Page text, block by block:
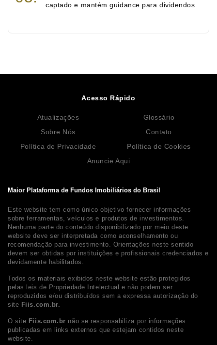
captado e mantém guidance para dividendos
Maior Plataforma de Fundos Imobiliários do Brasil
Este website tem como único objetivo fornecer informações
sobre ferramentas, veículos e produtos de investimentos.
Nenhuma parte do conteúdo disponibilizado por meio deste
website deve ser interpretada como aconselhamento ou
recomendação para investimento. Orientações neste sentido
devem ser obtidas por instituições e profissionais credenciados e
devidamente habilitados.
Todos os materiais exibidos neste website estão protegidos
pelas leis de Propriedade Intelectual e não podem ser
reproduzidos e/ou distribuídos sem a expressa autorização do
site Fiis.com.br.
O site Fiis.com.br não se responsabiliza por informações
publicadas em links externos que estejam contidos neste
website.
Acesso Rápido
Atualizações
Glossário
Sobre Nós
Contato
Política de Privacidade
Política de Cookies
Anuncie Aqui